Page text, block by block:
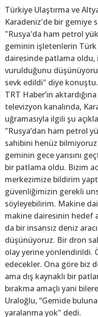
Türkiye Ulaştırma ve
Karadeniz'de bir gemiye
"Rusya'da ham petrol
geminin işletenlerin
dairesinde patlama oldu,
vurulduğunu
sevk edildi" diye konuştu.
TRT Haber’in
televizyon kanalında,
uğramasıyla ilgili şu
"Rusya’dan ham petrol
sahibini henüz
geminin gece yarısını
bir patlama oldu. Bizim
merkezimize bildirim
güvenliğimizin gerekli
söyleyebilirim. Makine
makine dairesinin hedef
da bir insansız deniz
düşünüyoruz. Bir dron
olay yerine yönlendirildi.
edecekler. Ona göre biz
ama dış kaynaklı bir
bırakma amaçlı yani
Uraloğlu, “Gemide
yaralanma yok" dedi.